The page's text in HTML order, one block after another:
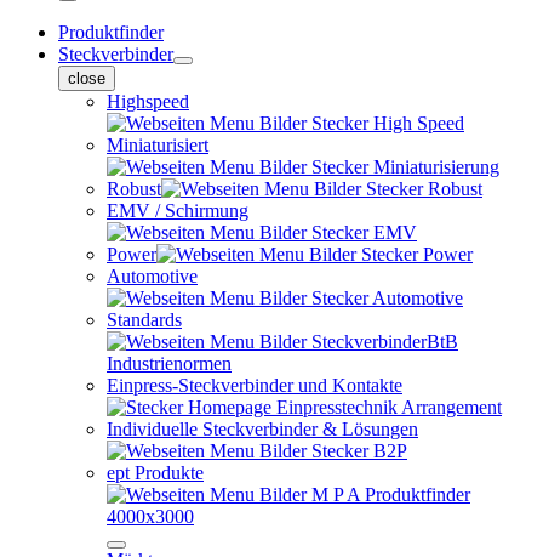
Produktfinder
Steckverbinder
close
Highspeed
Miniaturisiert
Robust
EMV / Schirmung
Power
Automotive
Standards
Einpress-Steckverbinder und Kontakte
Individuelle Steckverbinder & Lösungen
ept Produkte